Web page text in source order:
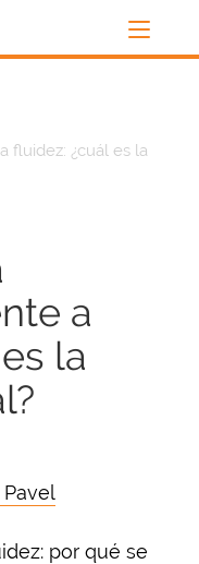
fluidez: ¿cuál es la
a
la
por qué se